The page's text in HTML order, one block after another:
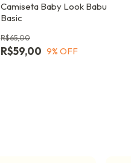
Camiseta Baby Look Babu
Basic
R$59,00
R$65,00
9% OFF